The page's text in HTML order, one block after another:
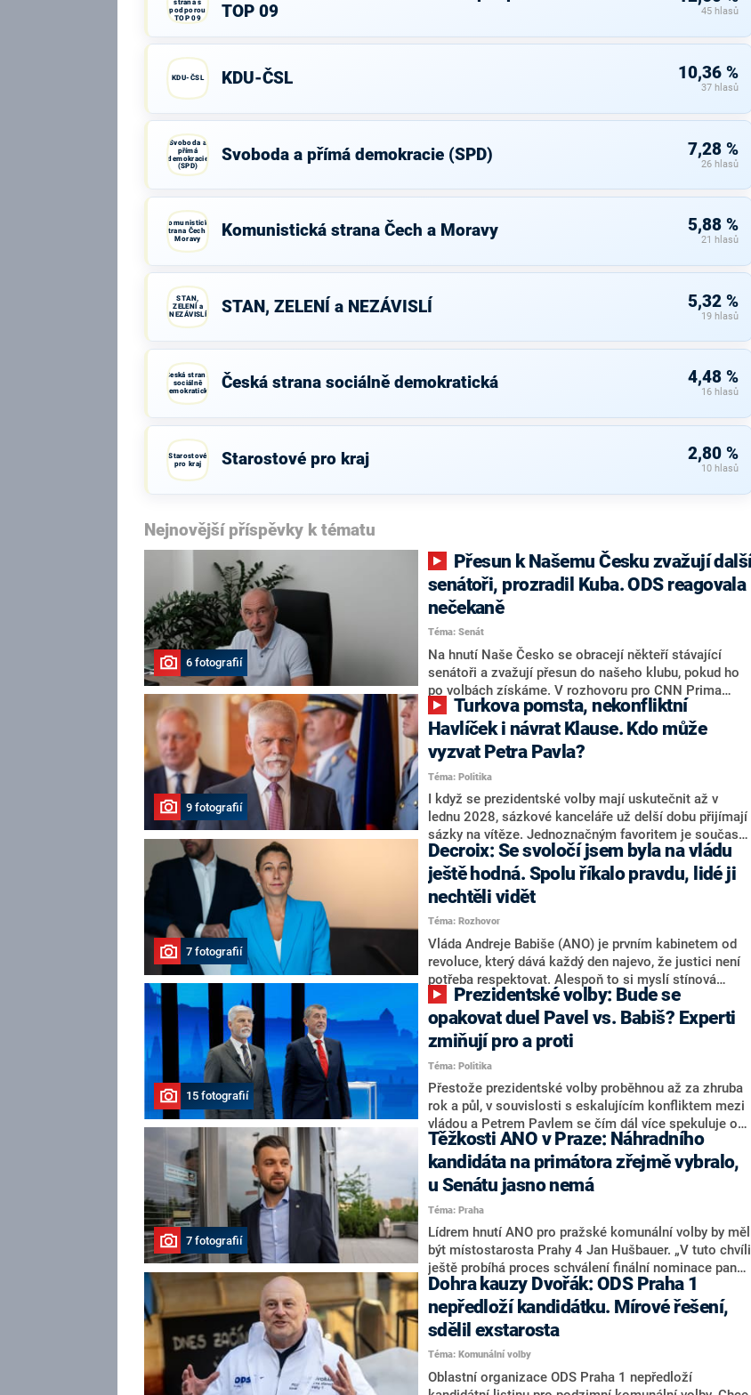
strana s
podporou
TOP 09
TOP 09
45 hlasů
KDU-ČSL KDU-ČSL 10,36 %
37 hlasů
Svoboda a
přímá
demokracie
(SPD)
Svoboda a přímá demokracie (SPD) 7,28 %
26 hlasů
Komunistická
strana Čech a
Moravy
Komunistická strana Čech a Moravy 5,88 %
21 hlasů
STAN,
ZELENÍ a
NEZÁVISLÍ
STAN, ZELENÍ a NEZÁVISLÍ 5,32 %
19 hlasů
Česká strana
sociálně
demokratická
Česká strana sociálně demokratická 4,48 %
16 hlasů
Starostové
pro kraj
Starostové pro kraj 2,80 %
10 hlasů
Nejnovější příspěvky k tématu
6 fotografií
senátoři, prozradil Kuba. ODS reagovala
nečekaně
Téma: Senát
Na hnutí Naše Česko se obracejí někteří stávající
senátoři a zvažují přesun do našeho klubu, pokud ho
po volbách získáme. V rozhovoru pro CNN Prima
NEWS to řekl zakladatel hnutí a jihočeský hejtman
Martin Kuba. Konkrétní nebyl, ale získat by takto mohl
například senátora Zdeňka Hrabu, který je dnes
součástí klubu ODS a TOP 09. Hraba to na dotaz
redakce nevyloučil. Předseda klubu senátorů ODS
Zdeněk Nytra redakci řekl, že počítá s odchodem
některých senátorů z klubu a že Naše Česko není
nepřítel, ale soupeř.
9 fotografií
Havlíček i návrat Klause. Kdo může
vyzvat Petra Pavla?
Téma: Politika
I když se prezidentské volby mají uskutečnit až v
lednu 2028, sázkové kanceláře už delší dobu přijímají
sázky na vítěze. Jednoznačným favoritem je současná
hlava státu Petr Pavel. Daleko za ním pak bookmakeři
zmiňují dva výrazné politiky ANO, tedy premiéra
Andreje Babiše a ministra průmyslu Karla Havlíčka.
Oblíbeným tipem samotných sázkařů je poslanec za
Motoristy Filip Turek. Politolog Jan Kubáček nicméně
o případné kandidatuře kohokoliv ze zmíněné trojice
značně pochybuje. Podle něj současná koalice dosud
nemá osobu, která by Pavlovi mohla konkurovat.
7 fotografií
Decroix: Se svoločí jsem byla na vládu
ještě hodná. Spolu říkalo pravdu, lidé ji
nechtěli vidět
Téma: Rozhovor
Vláda Andreje Babiše (ANO) je prvním kabinetem od
revoluce, který dává každý den najevo, že justici není
potřeba respektovat. Alespoň to si myslí stínová
ministryně spravedlnosti ODS Eva Decroix. V
rozhovoru pro CNN Prima NEWS si nebrala servítky
ohledně politického výkonu svého nástupce Jeronýma
Tejce (za ANO) či vládní zmocněnkyně pro lidská
práva Taťány Malé (ANO). Označením „svoloč“ na
adresu vlády prý byla ještě hodná. Decroix se také
vrátila k volební porážce koalice Spolu či promluvila o
hnutí Naše Česko Martina Kuby.
15 fotografií
opakovat duel Pavel vs. Babiš? Experti
zmiňují pro a proti
Téma: Politika
Přestože prezidentské volby proběhnou až za zhruba
rok a půl, v souvislosti s eskalujícím konfliktem mezi
vládou a Petrem Pavlem se čím dál více spekuluje o
tom, koho by do bitvy o Hrad mohla vyslat současná
koalice. Někteří političtí komentátoři znovu vytahují
jméno premiéra Andreje Babiše (ANO). Jak moc je
pravděpodobné, že se v prezidentských volbách 2028
bude znovu opakovat souboj z roku 2023?
7 fotografií
Těžkosti ANO v Praze: Náhradního
kandidáta na primátora zřejmě vybralo,
u Senátu jasno nemá
Téma: Praha
Lídrem hnutí ANO pro pražské komunální volby by měl
být místostarosta Prahy 4 Jan Hušbauer. „V tuto chvíli
ještě probíhá proces schválení finální nominace pana
Jana Hušbauera Výborem hnutí ANO,“ uvedl pro
redakci místopředseda pražského ANO Martin
Benkovič. O Hušbauerovi se spekulovalo jako o
náhradníkovi v čele pražské kandidátky poté, co
rezignoval po sérii nejasností v majetkových
přiznáních a pořizování bytů Ondřej Prokop. Zároveň
Dohra kauzy Dvořák: ODS Praha 1
nepředloží kandidátku. Mírové řešení,
sdělil exstarosta
Téma: Komunální volby
Oblastní organizace ODS Praha 1 nepředloží